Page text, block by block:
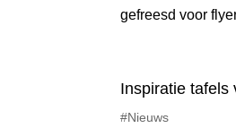
gefreesd voor
Inspiratie tafels
#Nieuws